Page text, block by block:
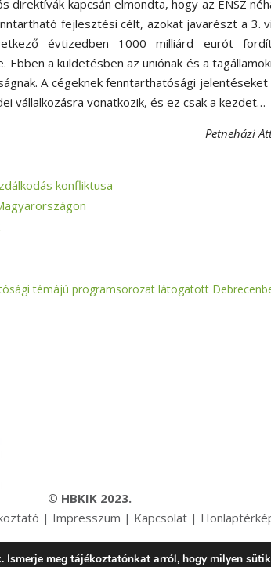
direktívák kapcsán elmondta, hogy az ENSZ
fejlesztési célt, azokat javarészt a 3.
évtizedben 1000 milliárd eurót
a küldetésben az uniónak és a
A cégeknek fenntarthatósági jelentéseket
vállalkozásra vonatkozik, és ez csak a kezdet…
Petneházi
konfliktusa
témájú programsorozat látogatott
© HBKIK 2023.
| Impresszum | Kapcsolat|
meg tájékoztatónkat arról, hogy milyen